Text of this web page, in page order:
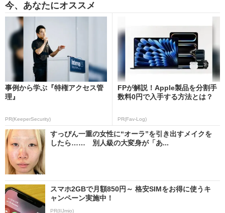
今、あなたにオススメ
事例から学ぶ『特権アクセス管
理』
PR(KeeperSecurity)
FPが解説！Apple製品を分割手
数料0円で入手する方法とは？
PR(Fav-Log)
すっぴん一重の女性に“オーラ”を引き出すメイクを
したら…… 別人級の大変身が「あ...
スマホ2GBで月額850円～ 格安SIMをお得に使うキ
ャンペーン実施中！
PR(IIJmio)